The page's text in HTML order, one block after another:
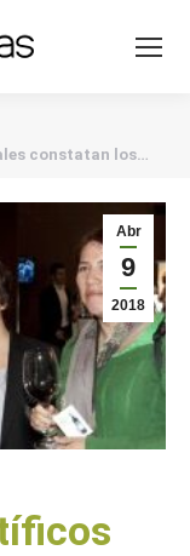
constatan los…
Abr
9
2018